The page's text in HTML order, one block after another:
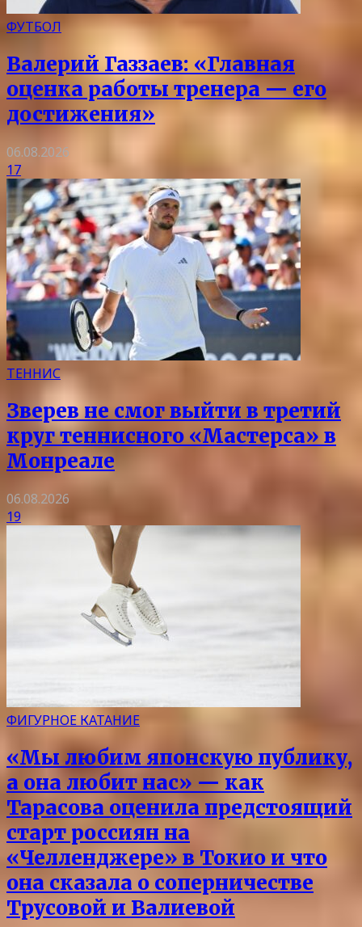
ФУТБОЛ
Валерий Газзаев: «Главная
оценка работы тренера — его
достижения»
06.08.2026
17
ТЕННИС
Зверев не смог выйти в третий
круг теннисного «Мастерса» в
Монреале
06.08.2026
19
ФИГУРНОЕ КАТАНИЕ
«Мы любим японскую публику,
а она любит нас» — как
Тарасова оценила предстоящий
старт россиян на
«Челленджере» в Токио и что
она сказала о соперничестве
Трусовой и Валиевой